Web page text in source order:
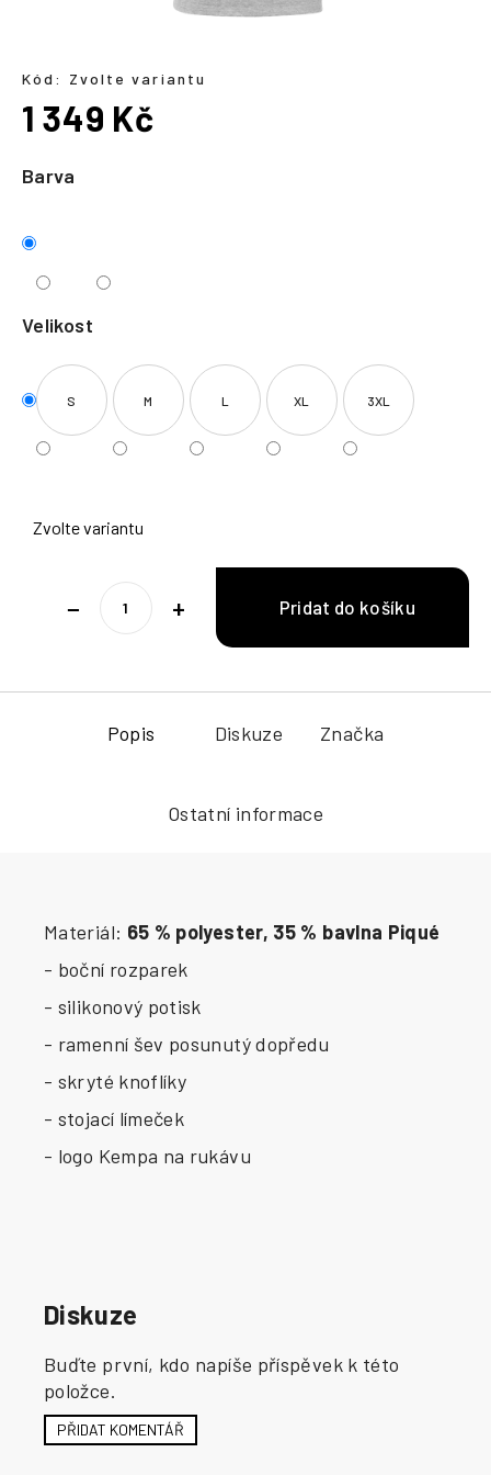
Barva
Velikost
S M L XL 3XL
Zvolte variantu
+
−
Kód: Zvolte variantu
1 349 Kč
cena:
Popis Diskuze Značka
Ostatní informace
Materiál: 65 % polyester, 35 % bavlna Piqué
- boční rozparek
- silikonový potisk
- ramenní šev posunutý dopředu
- skryté knoflíky
- stojací límeček
- logo Kempa na rukávu
Diskuze
Buďte první, kdo napíše příspěvek k této
položce.
PŘIDAT KOMENTÁŘ
í
t
?